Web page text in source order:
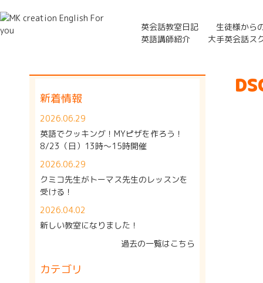
英会話教室日記
生徒様から
英語講師紹介
大手英会話ス
新着情報
2026.06.29
英語でクッキング！MYピザを作ろう！
8/23（日）13時～15時開催
2026.06.29
クミコ先生がトーマス先生のレッスンを
受ける！
2026.04.02
新しい教室になりました！
過去の一覧はこちら
カテゴリ